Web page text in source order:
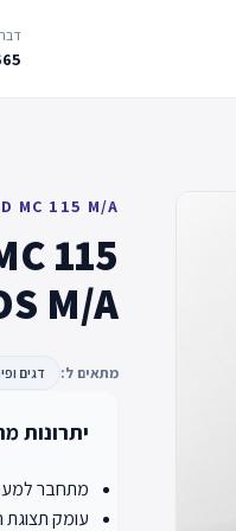
MC 115 M/A
115
M/A
מתאים ל: דגים
יתרונות
מתחבר
עומק תצוגת